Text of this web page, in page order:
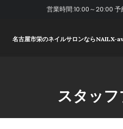
営業時間:10:00～20:00
名古屋市栄のネイルサロンならNAILX-
スタッ